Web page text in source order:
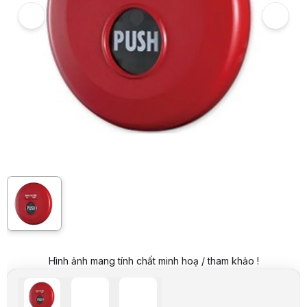
Giá niêm yết:
349.000 VND
Tiết kiệm 500.000 VND (-59%)
Giá mua trả góp (6 tháng):58.167 VND / tháng
Trả góp qua thẻ VISA (12 tháng): 29.084 VND / tháng
Giá đã bao gồm VAT
Mã sản phẩm:
PCHR0015
12 Tháng
HORING
Order trước – giao sau
Mua ngay
Mua trả góp 0%
Loại I là đồng thời lặp kép, Type II là đồng thời chuyển giao tín
Tùy chọn đế có sẵn.
Thông số kỹ thuật
THÔNG TIN CƠ BẢN
CHI TIẾT
Hình ảnh mang tính chất minh hoạ / tham khảo !